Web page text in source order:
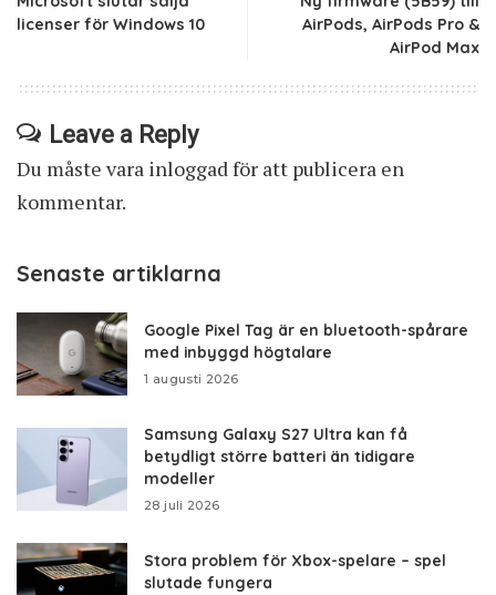
licenser för Windows 10
AirPods, AirPods Pro &
AirPod Max
Leave a Reply
Du måste vara inloggadför att publicera en
kommentar.
Senaste artiklarna
Google Pixel Tag är en bluetooth-spårare
med inbyggd högtalare
1 augusti 2026
Samsung Galaxy S27 Ultra kan få
betydligt större batteri än tidigare
modeller
28 juli 2026
Stora problem för Xbox-spelare – spel
slutade fungera